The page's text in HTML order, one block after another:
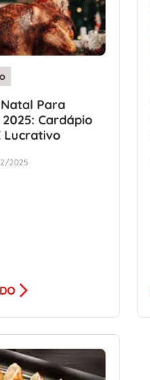
Para
Cardápio
Lucrativo
2025